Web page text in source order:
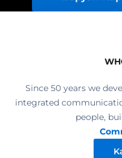
Since 50 years we
integrated
people,